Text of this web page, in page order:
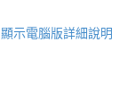
顯示電腦版詳細說明